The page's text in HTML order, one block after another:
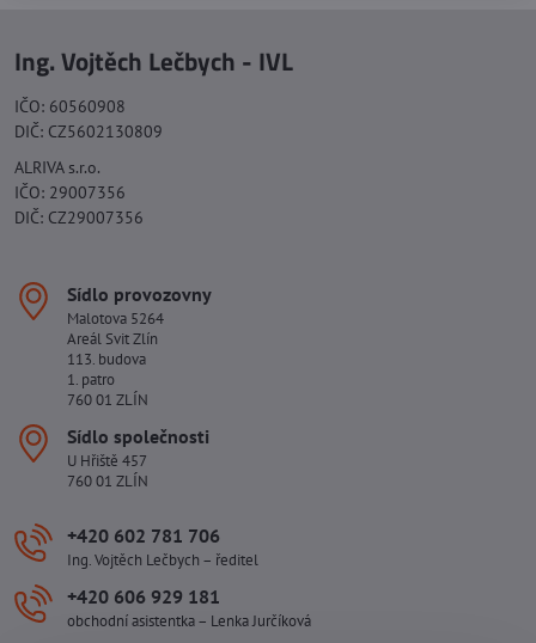
Ing. Vojtěch Lečbych - IVL
IČO: 60560908
DIČ: CZ5602130809
ALRIVA s.r.o.
IČO: 29007356
DIČ: CZ29007356
Sídlo provozovny
Malotova 5264
Areál Svit Zlín
113. budova
1. patro
760 01 ZLÍN
Sídlo společnosti
U Hřiště 457
760 01 ZLÍN
+420 602 781 706
Ing. Vojtěch Lečbych – ředitel
+420 606 929 181
obchodní asistentka – Lenka Jurčíková